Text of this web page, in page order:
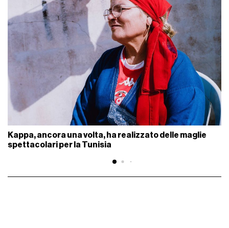
Kappa, ancora una volta, ha realizzato delle maglie
spettacolari per la Tunisia